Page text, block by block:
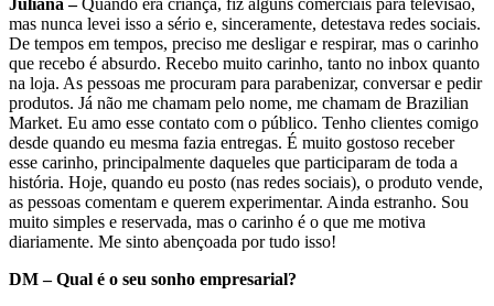
Juliana –Quando era criança, fiz alguns comerciais para televisão,
mas nunca levei isso a sério e, sinceramente, detestava redes sociais.
De tempos em tempos, preciso me desligar e respirar, mas o carinho
que recebo é absurdo. Recebo muito carinho, tanto no inbox quanto
na loja. As pessoas me procuram para parabenizar, conversar e pedir
produtos. Já não me chamam pelo nome, me chamam de Brazilian
Market. Eu amo esse contato com o público. Tenho clientes comigo
desde quando eu mesma fazia entregas. É muito gostoso receber
esse carinho, principalmente daqueles que participaram de toda a
história. Hoje, quando eu posto (nas redes sociais), o produto vende,
as pessoas comentam e querem experimentar. Ainda estranho. Sou
muito simples e reservada, mas o carinho é o que me motiva
diariamente. Me sinto abençoada por tudo isso!
DM – Qual é o seu sonho empresarial?